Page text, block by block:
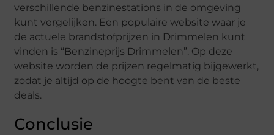
verschillende benzinestations in de omgeving
kunt vergelijken. Een populaire website waar je
de actuele brandstofprijzen in Drimmelen kunt
vinden is “Benzineprijs Drimmelen”. Op deze
website worden de prijzen regelmatig bijgewerkt,
zodat je altijd op de hoogte bent van de beste
deals.
Conclusie